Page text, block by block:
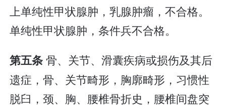
上单纯性甲状腺肿，乳腺肿瘤，不合格。
单纯性甲状腺肿，条件兵不合格。
第五条骨、关节、滑囊疾病或损伤及其后
遗症，骨、关节畸形，胸廓畸形，习惯性
脱臼，颈、胸、腰椎骨折史，腰椎间盘突